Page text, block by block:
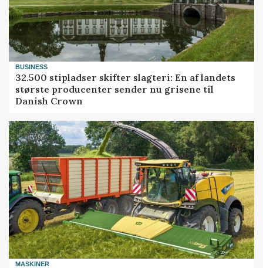
BUSINESS
32.500 stipladser skifter slagteri: En af landets
største producenter sender nu grisene til
Danish Crown
MASKINER